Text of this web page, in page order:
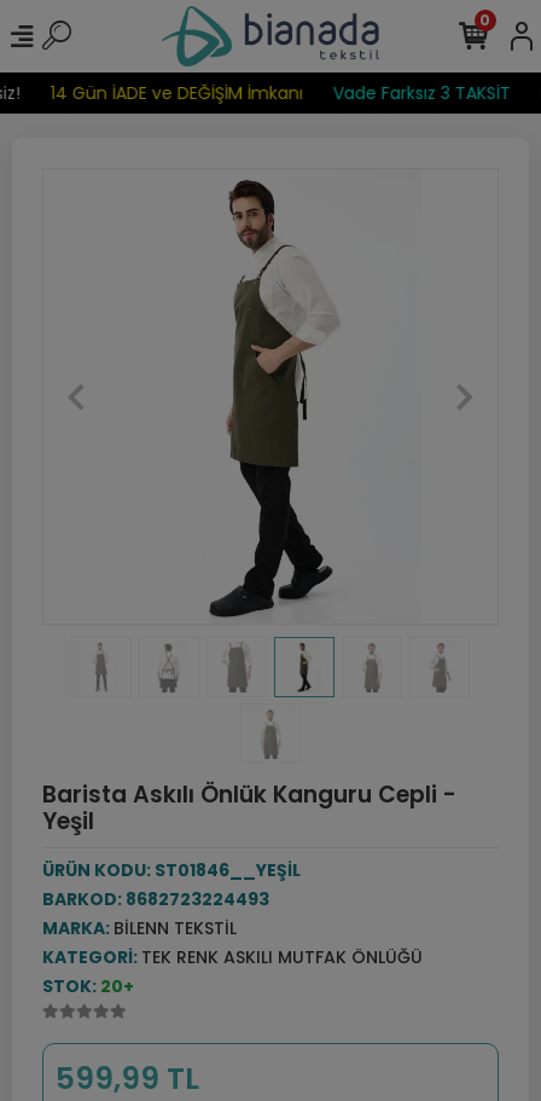
14 Gün İADE ve DEĞİŞİM İmkanı Vade Farksız 3 TAKSİT
0
Barista Askılı Önlük Kanguru Cepli -
Yeşil
ÜRÜN KODU: ST01846__YEŞİL
BARKOD: 8682723224493
MARKA: BILENN TEKSTIL
KATEGORI: TEK RENK ASKILI MUTFAK ÖNLÜĞÜ
STOK: 20+
599,99 TL